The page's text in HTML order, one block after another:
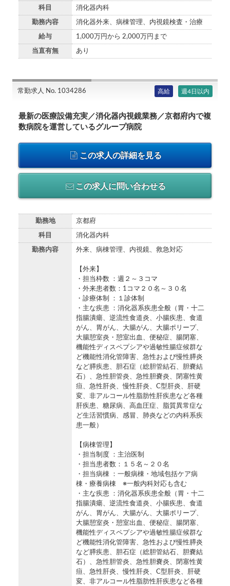
科目 消化器内科
勤務内容 消化器外来、病棟管理、内視鏡検査・治療
給与 1,000万円から 2,000万円まで
当直有無 あり
常勤求人 No. 1034286 高給 週4日以内
最新の医療設備充実／消化器内視鏡業務／京都府内で複
数病院を運営しているグループ病院
この求人の詳細を見る
この求人に問い合わせる
勤務地 京都府
科目 消化器内科
勤務内容 外来、病棟管理、内視鏡、救急対応
【外来】
・担当枠数 ：週２～３コマ
・外来患者数：1コマ２０名～３０名
・診療体制 ：１診体制
・主な疾患 ：消化器系疾患全般（胃・十二
指腸潰瘍、逆流性食道炎、小腸疾患、食道
がん、胃がん、大腸がん、大腸ポリープ、
大腸憩室炎・憩室出血、便秘症、腸閉塞、
機能性ディスペプシアや過敏性腸症候群な
ど機能性消化管障害、急性および慢性膵炎
など膵疾患、胆石症（総胆管結石、胆嚢結
石）、急性胆管炎、急性胆嚢炎、閉塞性黄
疸、急性肝炎、慢性肝炎、C型肝炎、肝硬
変、非アルコール性脂肪性肝疾患など各種
肝疾患、糖尿病、高血圧症、脂質異常症な
ど生活習慣病、感冒、肺炎などの内科系疾
患一般）
【病棟管理】
・担当制度 ：主治医制
・担当患者数：１５名～２０名
・担当病棟 ：一般病棟・地域包括ケア病
棟・療養病棟 ※一般内科対応も含む
・主な疾患 ：消化器系疾患全般（胃・十二
指腸潰瘍、逆流性食道炎、小腸疾患、食道
がん、胃がん、大腸がん、大腸ポリープ、
大腸憩室炎・憩室出血、便秘症、腸閉塞、
機能性ディスペプシアや過敏性腸症候群な
ど機能性消化管障害、急性および慢性膵炎
など膵疾患、胆石症（総胆管結石、胆嚢結
石）、急性胆管炎、急性胆嚢炎、閉塞性黄
疸、急性肝炎、慢性肝炎、C型肝炎、肝硬
変、非アルコール性脂肪性肝疾患など各種